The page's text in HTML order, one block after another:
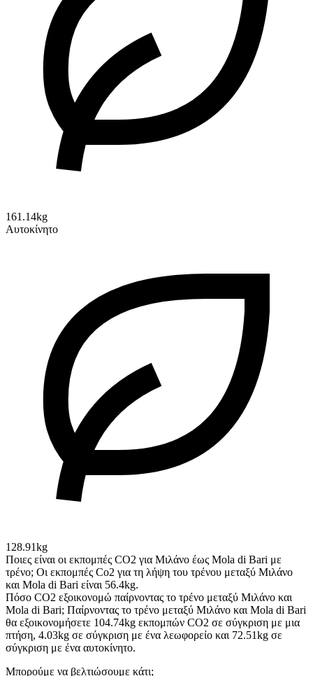
161.14kg
Αυτοκίνητο
128.91kg
Ποιες είναι οι εκπομπές CO2 για Μιλάνο έως Mola di Bari με
τρένο; Οι εκπομπές Co2 για τη λήψη του τρένου μεταξύ Μιλάνο
και Mola di Bari είναι 56.4kg.
Πόσο CO2 εξοικονομώ παίρνοντας το τρένο μεταξύ Μιλάνο και
Mola di Bari; Παίρνοντας το τρένο μεταξύ Μιλάνο και Mola di Bari
θα εξοικονομήσετε 104.74kg εκπομπών CO2 σε σύγκριση με μια
πτήση, 4.03kg σε σύγκριση με ένα λεωφορείο και 72.51kg σε
σύγκριση με ένα αυτοκίνητο.
Μπορούμε να βελτιώσουμε κάτι;